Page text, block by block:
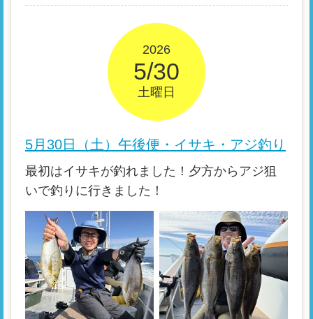
2026
5/30
土曜日
5月30日（土）午後便・イサキ・アジ釣り
最初はイサキが釣れました！夕方からアジ狙
いで釣りに行きました！